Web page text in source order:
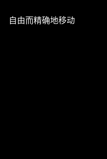
自由而精确地移动